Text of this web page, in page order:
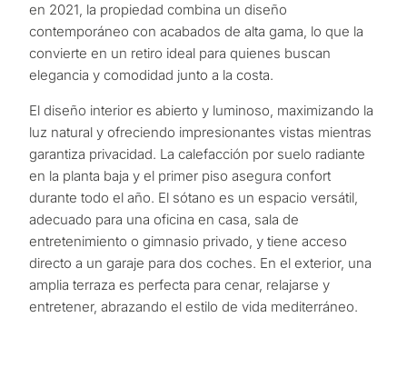
en 2021, la propiedad combina un diseño
contemporáneo con acabados de alta gama, lo que la
convierte en un retiro ideal para quienes buscan
elegancia y comodidad junto a la costa.
El diseño interior es abierto y luminoso, maximizando la
luz natural y ofreciendo impresionantes vistas mientras
garantiza privacidad. La calefacción por suelo radiante
en la planta baja y el primer piso asegura confort
durante todo el año. El sótano es un espacio versátil,
adecuado para una oficina en casa, sala de
entretenimiento o gimnasio privado, y tiene acceso
directo a un garaje para dos coches. En el exterior, una
amplia terraza es perfecta para cenar, relajarse y
entretener, abrazando el estilo de vida mediterráneo.